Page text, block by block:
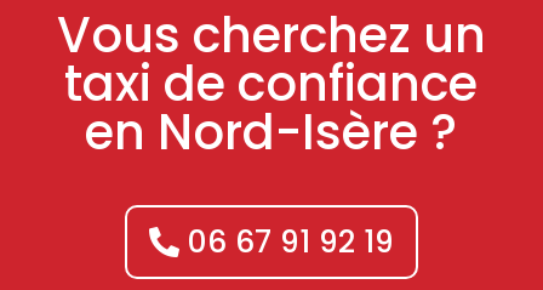
Vous cherchez un
taxi de confiance
en Nord-Isère ?
06 67 91 92 19